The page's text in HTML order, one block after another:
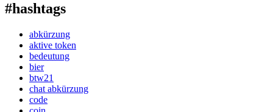
#hashtags
abkürzung
aktive token
bedeutung
bier
btw21
chat abkürzung
code